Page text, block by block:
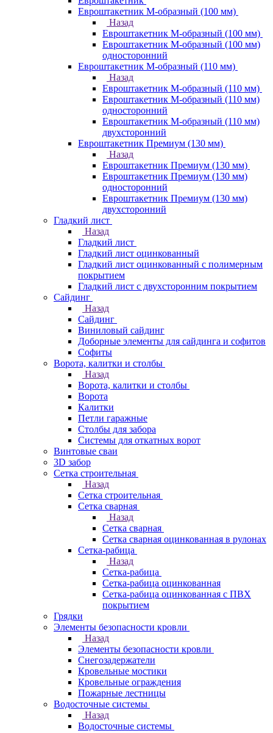
Евроштакетник М-образный (100 мм)
Назад
Евроштакетник М-образный (100 мм)
Евроштакетник М-образный (100 мм)
односторонний
Евроштакетник М-образный (110 мм)
Назад
Евроштакетник М-образный (110 мм)
Евроштакетник М-образный (110 мм)
односторонний
Евроштакетник М-образный (110 мм)
двухсторонний
Евроштакетник Премиум (130 мм)
Назад
Евроштакетник Премиум (130 мм)
Евроштакетник Премиум (130 мм)
односторонний
Евроштакетник Премиум (130 мм)
двухсторонний
Гладкий лист
Назад
Гладкий лист
Гладкий лист оцинкованный
Гладкий лист оцинкованный с полимерным
покрытием
Гладкий лист с двухсторонним покрытием
Сайдинг
Назад
Сайдинг
Виниловый сайдинг
Доборные элементы для сайдинга и софитов
Софиты
Ворота, калитки и столбы
Назад
Ворота, калитки и столбы
Ворота
Калитки
Петли гаражные
Столбы для забора
Системы для откатных ворот
Винтовые сваи
3D забор
Сетка строительная
Назад
Сетка строительная
Сетка сварная
Назад
Сетка сварная
Сетка сварная оцинкованная в рулонах
Сетка-рабица
Назад
Сетка-рабица
Сетка-рабица оцинкованная
Сетка-рабица оцинкованная с ПВХ
покрытием
Грядки
Элементы безопасности кровли
Назад
Элементы безопасности кровли
Снегозадержатели
Кровельные мостики
Кровельные ограждения
Пожарные лестницы
Водосточные системы
Назад
Водосточные системы